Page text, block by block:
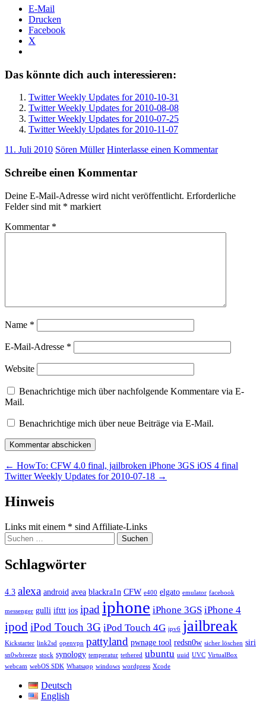
E-Mail
Drucken
Facebook
X
Das könnte dich auch interessieren:
Twitter Weekly Updates for 2010-10-31
Twitter Weekly Updates for 2010-08-08
Twitter Weekly Updates for 2010-07-25
Twitter Weekly Updates for 2010-11-07
11. Juli 2010 Sören Müller Hinterlasse einen Kommentar
Schreibe einen Kommentar
Deine E-Mail-Adresse wird nicht veröffentlicht. Erforderliche
Felder sind mit * markiert
Kommentar *
Name *
E-Mail-Adresse *
Website
Benachrichtige mich über nachfolgende Kommentare via E-
Mail.
Benachrichtige mich über neue Beiträge via E-Mail.
Beitragsnavigation
← HowTo: CFW 4.0 final, jailbroken iPhone 3GS iOS 4 final
Twitter Weekly Updates for 2010-07-18 →
Widgets
Hinweis
Links mit einem * sind Affiliate-Links
Suchen
nach:
Schlagwörter
4.3 alexa android avea blackra1n CFW e400 elgato emulator facebook
messenger gulli ifttt ios ipad iphone iPhone 3GS iPhone 4
ipod iPod Touch 3G iPod Touch 4G ipv6 jailbreak
Kickstarter link2sd openvpn pattyland pwnage tool redsn0w sicher löschen siri
sn0wbreeze stock synology temperatur tethered ubuntu uuid UVC VirtualBox
webcam webOS SDK Whatsapp windows wordpress Xcode
Deutsch
English